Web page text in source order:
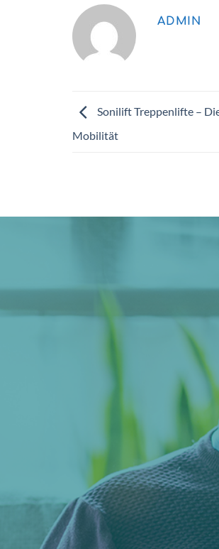
ADMIN
Sonilift Treppenlifte –
Mobilität